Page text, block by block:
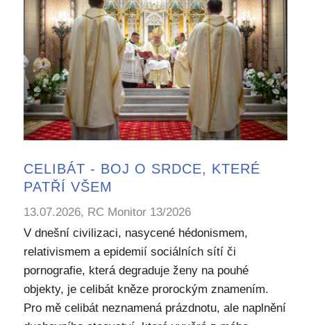
CELIBÁT - BOJ O SRDCE, KTERÉ
PATŘÍ VŠEM
13.07.2026, RC Monitor 13/2026
V dnešní civilizaci, nasycené hédonismem,
relativismem a epidemií sociálních sítí či
pornografie, která degraduje ženy na pouhé
objekty, je celibát kněze prorockým znamením.
Pro mě celibát neznamená prázdnotu, ale naplnění